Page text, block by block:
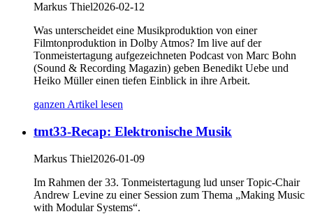
Markus Thiel2026-02-12
Was unterscheidet eine Musikproduktion von einer
Filmtonproduktion in Dolby Atmos? Im live auf der
Tonmeistertagung aufgezeichneten Podcast von Marc Bohn
(Sound & Recording Magazin) geben Benedikt Uebe und
Heiko Müller einen tiefen Einblick in ihre Arbeit.
ganzen Artikel lesen
tmt33-Recap: Elektronische Musik
Markus Thiel2026-01-09
Im Rahmen der 33. Tonmeistertagung lud unser Topic-Chair
Andrew Levine zu einer Session zum Thema „Making Music
with Modular Systems“.